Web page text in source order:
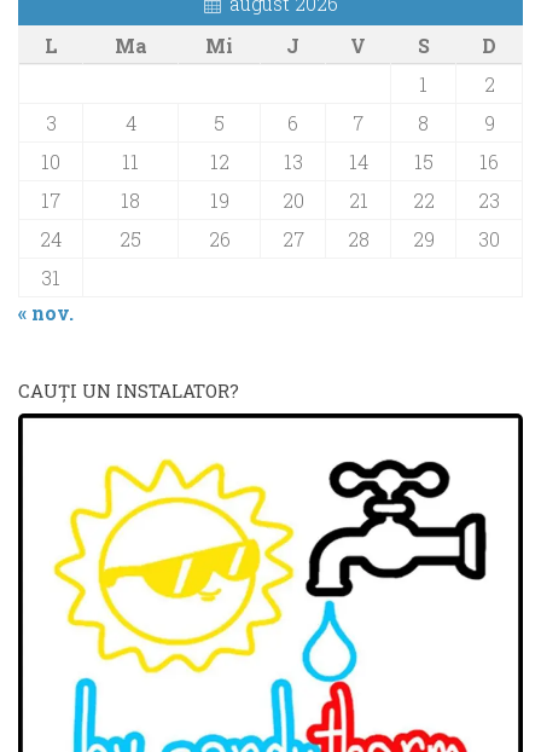
L
Ma Mi J V S
D
1
2
3
4 5 6 7 8
9
10
11 12 13 14 15
16
17
18 19 20 21 22
23
24
25 26 27 28 29
30
31
« nov.
CAUŢI UN INSTALATOR?